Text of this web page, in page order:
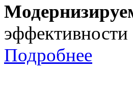
эффективности
Подробнее